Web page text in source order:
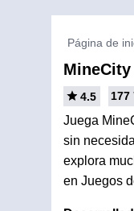
Página de
4.5 177
Juega
sin
explora
en Juegos